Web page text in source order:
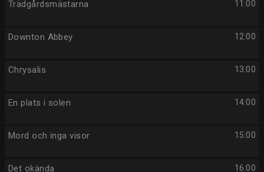
11:00
Trädgårdsmästarna
12:00
Downton Abbey
13:00
Chrysalis
14:00
En plats i solen
15:00
Mord och inga visor
16:00
Det okända